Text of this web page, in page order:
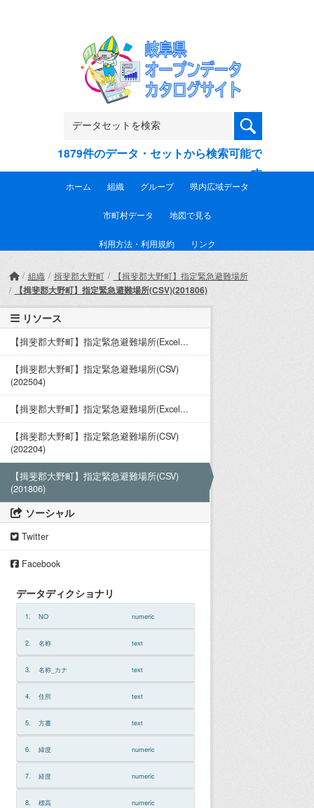
1879件のデータ・セットから検索可能で
す
ホーム 組織 グループ 県内広域データ
市町村データ 地図で見る
利用方法・利用規約 リンク
組織 揖斐郡大野町 【揖斐郡大野町】指定緊急避難場所
【揖斐郡大野町】指定緊急避難場所(CSV)(201806)
リソース
【揖斐郡大野町】指定緊急避難場所(Excel...
【揖斐郡大野町】指定緊急避難場所(CSV)
(202504)
【揖斐郡大野町】指定緊急避難場所(Excel...
【揖斐郡大野町】指定緊急避難場所(CSV)
(202204)
【揖斐郡大野町】指定緊急避難場所(CSV)
(201806)
ソーシャル
Twitter
Facebook
データディクショナリ
1. NO numeric
2. 名称 text
3. 名称_カナ text
4. 住所 text
5. 方書 text
6. 緯度 numeric
7. 経度 numeric
8. 標高 numeric